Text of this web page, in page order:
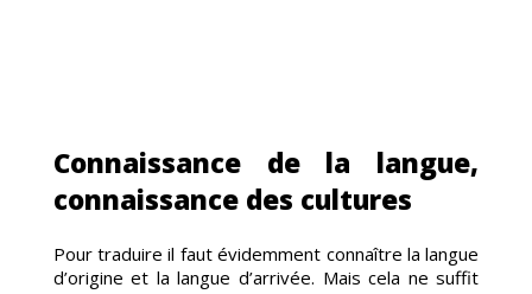
Connaissance de la langue,
connaissance des cultures
Pour traduire il faut évidemment connaître la langue
d’origine et la langue d’arrivée. Mais cela ne suffit